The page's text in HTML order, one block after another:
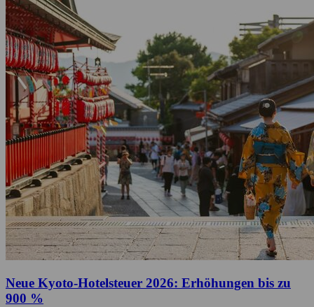
Neue Kyoto-Hotelsteuer 2026: Erhöhungen bis zu
900 %